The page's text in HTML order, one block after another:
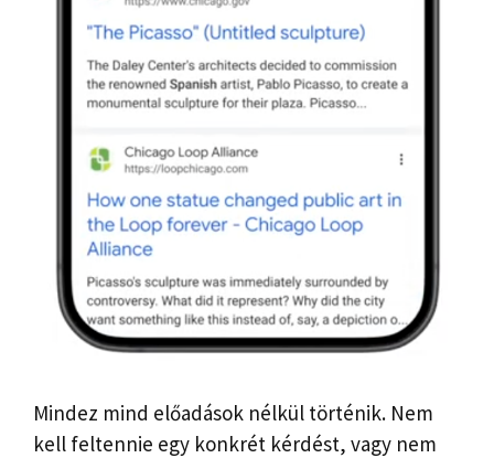
Mindez mind előadások nélkül történik. Nem
kell feltennie egy konkrét kérdést, vagy nem